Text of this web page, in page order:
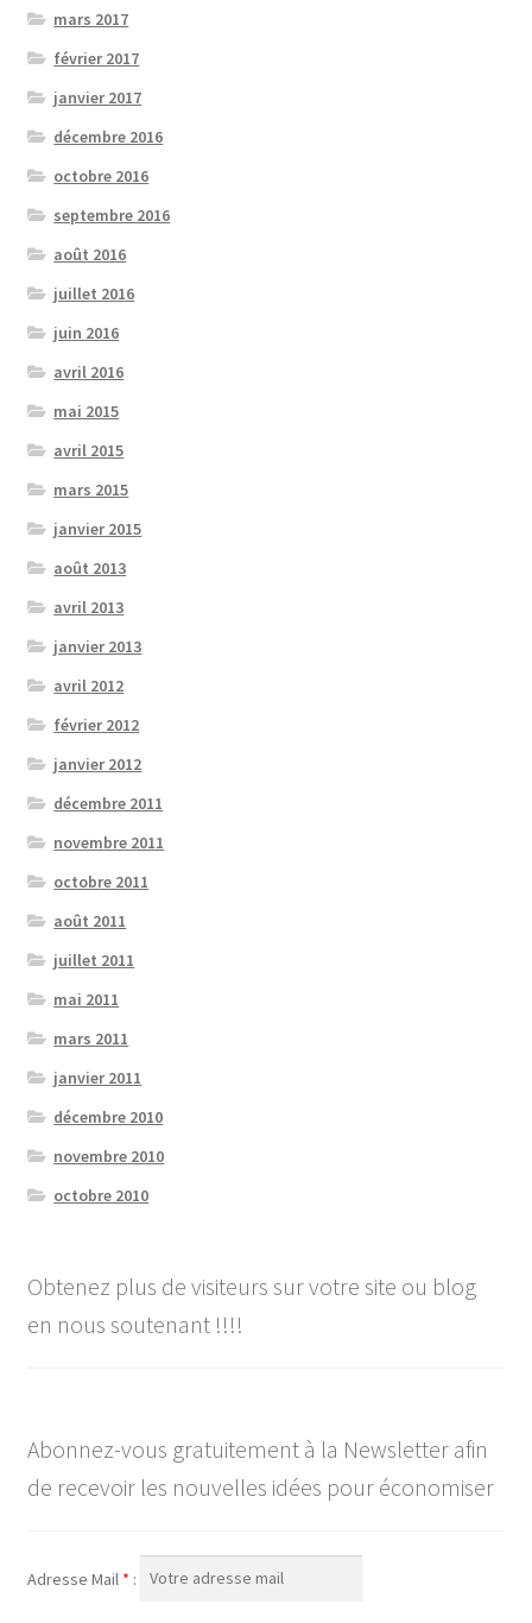
mars 2017
février 2017
janvier 2017
décembre 2016
octobre 2016
septembre 2016
août 2016
juillet 2016
juin 2016
avril 2016
mai 2015
avril 2015
mars 2015
janvier 2015
août 2013
avril 2013
janvier 2013
avril 2012
février 2012
janvier 2012
décembre 2011
novembre 2011
octobre 2011
août 2011
juillet 2011
mai 2011
mars 2011
janvier 2011
décembre 2010
novembre 2010
octobre 2010
Obtenez plus de visiteurs sur votre site ou blog
en nous soutenant !!!!
Abonnez-vous gratuitement à la Newsletter afin
de recevoir les nouvelles idées pour économiser
Adresse Mail * :